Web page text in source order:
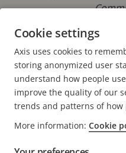
Telefon:
E-mail:
FOOTER
CONTACT
Cookie settings
Axis uses cookies to
storing anonymized user
understand how people
improve the quality of our
trends and patterns of how
More information: Cookie